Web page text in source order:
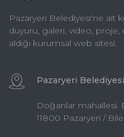
Pazaryeri Belediyesi'ne ait
duyuru, galeri, video, proje,
aldığı kurumsal web sitesi.
Pazaryeri Belediyesi
Doğanlar mahallesi.
11800 Pazaryeri /